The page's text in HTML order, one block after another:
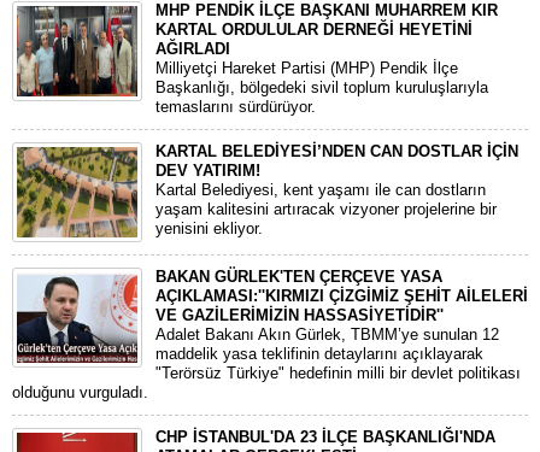
MHP PENDİK İLÇE BAŞKANI MUHARREM KIR
KARTAL ORDULULAR DERNEĞİ HEYETİNİ
AĞIRLADI
​Milliyetçi Hareket Partisi (MHP) Pendik İlçe
Başkanlığı, bölgedeki sivil toplum kuruluşlarıyla
temaslarını sürdürüyor.
KARTAL BELEDİYESİ’NDEN CAN DOSTLAR İÇİN
DEV YATIRIM!
Kartal Belediyesi, kent yaşamı ile can dostların
yaşam kalitesini artıracak vizyoner projelerine bir
yenisini ekliyor.
BAKAN GÜRLEK'TEN ÇERÇEVE YASA
AÇIKLAMASI:''KIRMIZI ÇİZGİMİZ ŞEHİT AİLELERİ
VE GAZİLERİMİZİN HASSASİYETİDİR''
Adalet Bakanı Akın Gürlek, TBMM’ye sunulan 12
maddelik yasa teklifinin detaylarını açıklayarak
"Terörsüz Türkiye" hedefinin milli bir devlet politikası
olduğunu vurguladı.
CHP İSTANBUL'DA 23 İLÇE BAŞKANLIĞI'NDA